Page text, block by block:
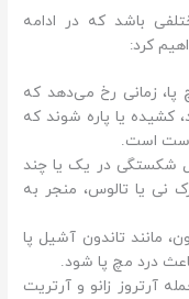
باشد که در ادامه
کرد:
زمانی رخ می‌دهد که
کشیده یا پاره شوند که
است.
شکستگی در یک یا چند
نی یا تالوس، منجر به
مانند تاندون آشیل پا
درد مچ پا شود.
آرتروز زانو و آرتریت